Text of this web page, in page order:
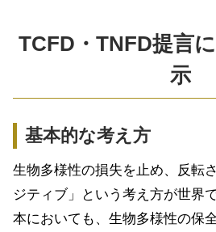
TCFD・TNFD提言
示
基本的な考え方
生物多様性の損失を止め、反転
ジティブ」という考え方が世界
本においても、生物多様性の保